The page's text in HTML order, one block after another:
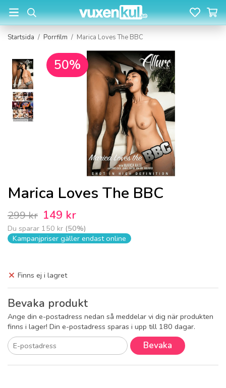
Startsida / Porrfilm / Marica Loves The BBC
50%
Marica Loves The BBC
299 kr 149 kr
Du sparar 150 kr (50%)
Kampanjpriser gäller endast online
Finns ej i lagret
Bevaka produkt
Ange din e-postadress nedan så meddelar vi dig när produkten
finns i lager! Din e-postadress sparas i upp till 180 dagar.
Bevaka